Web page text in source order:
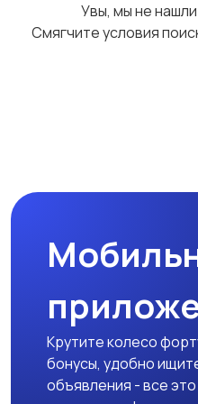
Увы, мы не
Смягчите условия
Крутите колесо
бонусы, удобно
объявления - все